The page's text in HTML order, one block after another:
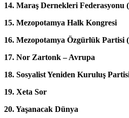
14.⁠ ⁠Maraş Dernekleri
15.⁠ ⁠Mezopotamya Halk Kongresi
16.⁠ ⁠Mezopotamya Özgürlük Partisi
17.⁠ ⁠Nor Zartonk – Avrupa
18.⁠ ⁠Sosyalist Yeniden Kuruluş
19.⁠ ⁠Xeta Sor
20.⁠ ⁠Yaşanacak Dünya